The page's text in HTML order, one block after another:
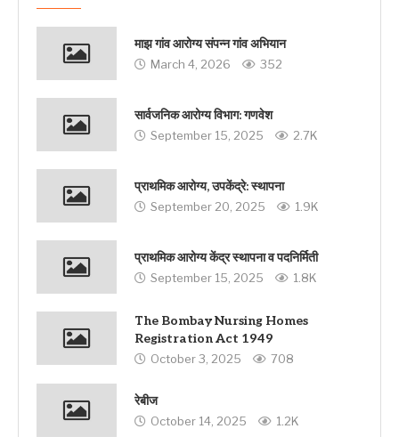
माझ गांव आरोग्य संपन्न गांव अभियान
March 4, 2026 352
सार्वजनिक आरोग्य विभाग: गणवेश
September 15, 2025 2.7K
प्राथमिक आरोग्य, उपकेंद्रे: स्थापना
September 20, 2025 1.9K
प्राथमिक आरोग्य केंद्र स्थापना व पदनिर्मिती
September 15, 2025 1.8K
The Bombay Nursing Homes
Registration Act 1949
October 3, 2025 708
रेबीज
October 14, 2025 1.2K